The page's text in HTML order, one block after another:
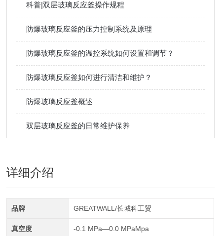
科普|双层玻璃反应釜操作规程
防爆玻璃反应釜的压力控制系统及原理
防爆玻璃反应釜的温控系统如何设置和调节？
防爆玻璃反应釜如何进行清洁和维护？
防爆玻璃反应釜概述
双层玻璃反应釜的日常维护保养
详细介绍
品牌 GREATWALL/长城科工贸
真空度 -0.1 MPa—0.0 MPaMpa